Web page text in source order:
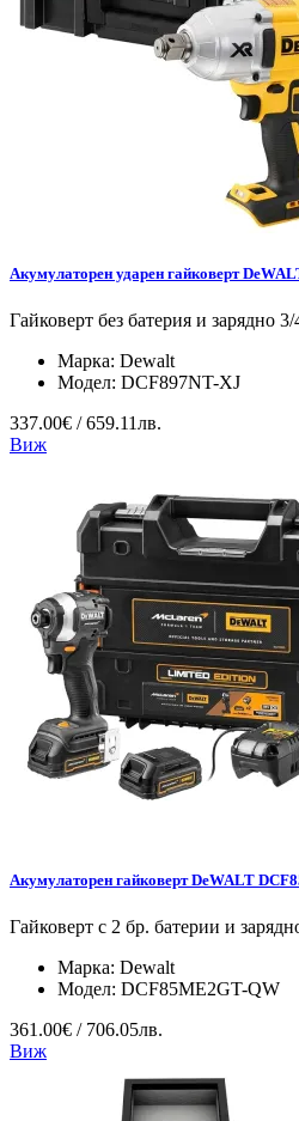
Акумулаторен ударен гайковерт
Гайковерт без батерия и зарядно
Марка: Dewalt
Модел: DCF897NT-XJ
337.00€ / 659.11лв.
Виж
Акумулаторен гайковерт DeWALT
Гайковерт с 2 бр. батерии и
Марка: Dewalt
Модел: DCF85ME2GT-QW
361.00€ / 706.05лв.
Виж